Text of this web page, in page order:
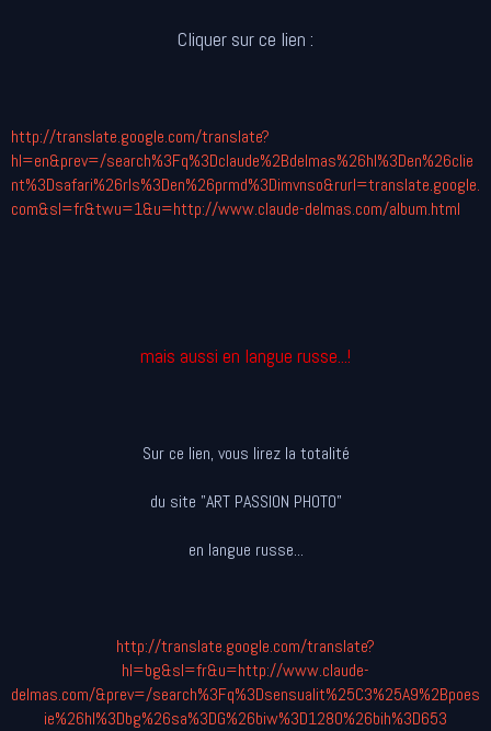
Cliquer sur ce lien :
http://translate.google.com/translate?
hl=en&prev=/search%3Fq%3Dclaude%2Bdelmas%26hl%3Den%26clie
nt%3Dsafari%26rls%3Den%26prmd%3Dimvnso&rurl=translate.google.
com&sl=fr&twu=1&u=http://www.claude-delmas.com/album.html
mais aussi en langue russe...!
Sur ce lien, vous lirez la totalité
du site "ART PASSION PHOTO"
en langue russe...
http://translate.google.com/translate?
hl=bg&sl=fr&u=http://www.claude-
delmas.com/&prev=/search%3Fq%3Dsensualit%25C3%25A9%2Bpoes
ie%26hl%3Dbg%26sa%3DG%26biw%3D1280%26bih%3D653